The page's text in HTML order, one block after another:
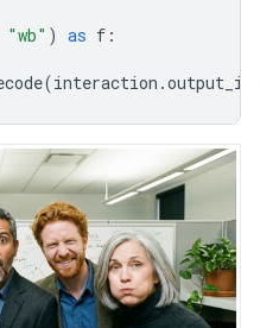
"wb" ) as f :
(interaction .